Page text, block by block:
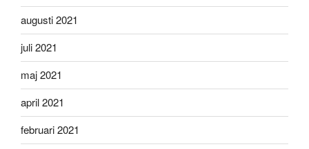
augusti 2021
juli 2021
maj 2021
april 2021
februari 2021